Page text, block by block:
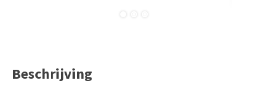
Beschrijving